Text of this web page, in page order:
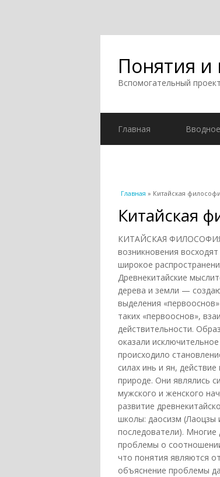
Понятия и
Вспомогательный
Главная
Вы здесь
Главная » Китайская
Китайская
КИТАЙСКАЯ
возникновения
широкое
Древнекитайские
дерева и земли —
выделения
таких «первооснов»,
действительности.
оказали
происходило
силах инь и ян,
природе. Они являлись
мужского и женского
развитие
школы: даосизм (Лаоцзы
последователи). Многие
проблемы о
что понятия являются
объяснение проблемы